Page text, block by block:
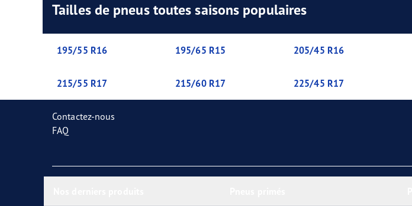
Tailles de pneus toutes saisons populaires
195/55 R16 195/65 R15 205/45 R16
215/55 R17 215/60 R17 225/45 R17
Contactez-nous
FAQ